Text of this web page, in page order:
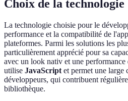
Choix de la technologie
La technologie choisie pour le
performance et la compatibilité de
plateformes. Parmi les solutions les
particulièrement apprécié pour sa
avec un look nativ et une
utilise JavaScript et permet une large
développeurs, qui contribuent
bibliothèque.